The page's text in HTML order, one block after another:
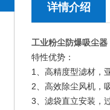
详情介绍
工业粉尘防爆吸尘器
特性优势：
1、高精度型滤材，
2、高效除尘风机，
3、滤袋直立安装，